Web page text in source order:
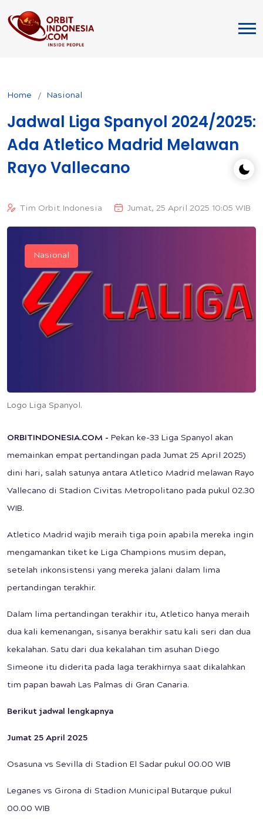
Home Nasional
Jadwal Liga Spanyol 2024/2025:
Ada Atletico Madrid Melawan
Rayo Vallecano
Tim Orbit Indonesia Jumat, 25 April 2025 10:05 WIB
Logo Liga Spanyol.
Nasional
ORBITINDONESIA.COM - Pekan ke-33 Liga Spanyol akan
memainkan empat pertandingan pada Jumat 25 April 2025)
dini hari, salah satunya antara Atletico Madrid melawan Rayo
Vallecano di Stadion Civitas Metropolitano pada pukul 02.30
WIB.
Atletico Madrid wajib meraih tiga poin apabila mereka ingin
mengamankan tiket ke Liga Champions musim depan,
setelah inkonsistensi yang mereka jalani dalam lima
pertandingan terakhir.
Dalam lima pertandingan terakhir itu, Atletico hanya meraih
dua kali kemenangan, sisanya berakhir satu kali seri dan dua
kekalahan. Satu dari dua kekalahan tim asuhan Diego
Simeone itu diderita pada laga terakhirnya saat dikalahkan
tim papan bawah Las Palmas di Gran Canaria.
Berikut jadwal lengkapnya
Jumat 25 April 2025
Osasuna vs Sevilla di Stadion El Sadar pukul 00.00 WIB
Leganes vs Girona di Stadion Municipal Butarque pukul
00.00 WIB